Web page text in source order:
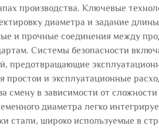
производства. Ключевые
диаметра и задание
и прочные соединения между
Системы безопасности
предотвращающие
простои и эксплуатационные
смену в зависимости от
диаметра легко
широко используемые в